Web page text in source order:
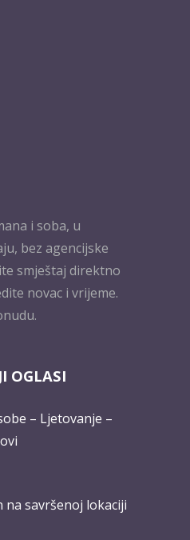
i soba, u
bez agencijske
smještaj direktno
novac i vrijeme.
OGLASI
– Ljetovanje –
na savršenoj lokaciji